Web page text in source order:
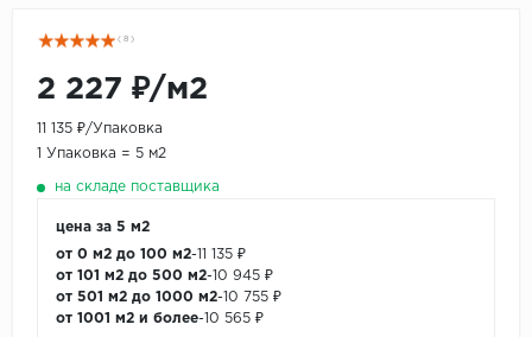
( 8 )
2 227 ₽/м2
11 135 ₽/Упаковка
1 Упаковка = 5 м2
на складе поставщика
цена за 5 м2
от 0 м2 до 100 м2-11 135 ₽
от 101 м2 до 500 м2-10 945 ₽
от 501 м2 до 1000 м2-10 755 ₽
от 1001 м2 и более-10 565 ₽